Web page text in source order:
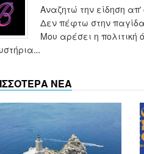
Αναζητώ την είδηση
Δεν πέφτω στην
Μου αρέσει η
ΝΕΑ